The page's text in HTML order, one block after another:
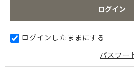
ログインしたままにする
パスワー